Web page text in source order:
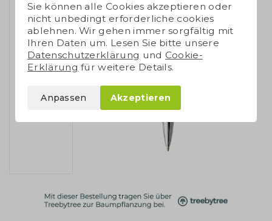
Sie können alle Cookies akzeptieren oder
nicht unbedingt erforderliche cookies
ablehnen. Wir gehen immer sorgfältig mit
Ihren Daten um. Lesen Sie bitte unsere
Datenschutzerklärung und Cookie-
Erklärung für weitere Details.
Anpassen Akzeptieren